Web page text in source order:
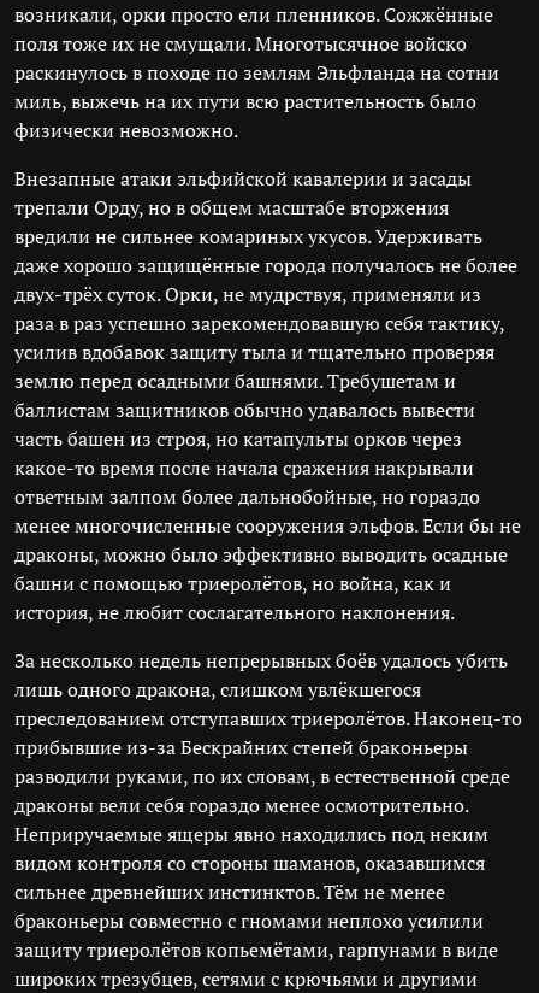
возникали, орки просто ели пленников. Сожжённые
поля тоже их не смущали. Многотысячное войско
раскинулось в походе по землям Эльфланда на сотни
миль, выжечь на их пути всю растительность было
физически невозможно.
Внезапные атаки эльфийской кавалерии и засады
трепали Орду, но в общем масштабе вторжения
вредили не сильнее комариных укусов. Удерживать
даже хорошо защищённые города получалось не более
двух-трёх суток. Орки, не мудрствуя, применяли из
раза в раз успешно зарекомендовавшую себя тактику,
усилив вдобавок защиту тыла и тщательно проверяя
землю перед осадными башнями. Требушетам и
баллистам защитников обычно удавалось вывести
часть башен из строя, но катапульты орков через
какое-то время после начала сражения накрывали
ответным залпом более дальнобойные, но гораздо
менее многочисленные сооружения эльфов. Если бы не
драконы, можно было эффективно выводить осадные
башни с помощью триеролётов, но война, как и
история, не любит сослагательного наклонения.
За несколько недель непрерывных боёв удалось убить
лишь одного дракона, слишком увлёкшегося
преследованием отступавших триеролётов. Наконец-то
прибывшие из-за Бескрайних степей браконьеры
разводили руками, по их словам, в естественной среде
драконы вели себя гораздо менее осмотрительно.
Неприручаемые ящеры явно находились под неким
видом контроля со стороны шаманов, оказавшимся
сильнее древнейших инстинктов. Тём не менее
браконьеры совместно с гномами неплохо усилили
защиту триеролётов копьемётами, гарпунами в виде
широких трезубцев, сетями с крючьями и другими